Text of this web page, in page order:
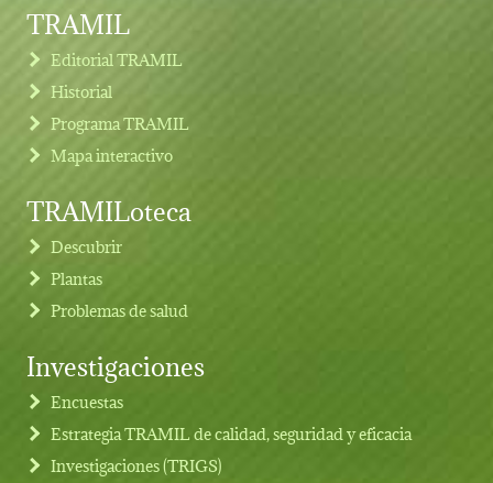
Footer menu
TRAMIL
Editorial TRAMIL
Historial
Programa TRAMIL
Mapa interactivo
TRAMILoteca
Descubrir
Plantas
Problemas de salud
Investigaciones
Encuestas
Estrategia TRAMIL de calidad, seguridad y eficacia
Investigaciones (TRIGS)